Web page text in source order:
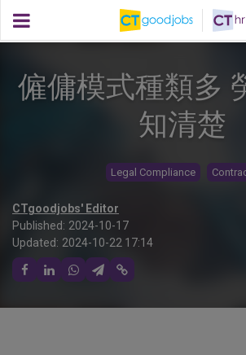
僱傭模式種類多
知清楚
Legal Compliance
CTgoodjobs' Editor
Published: 2024-10-17
Updated: 2024-10-22 17:14